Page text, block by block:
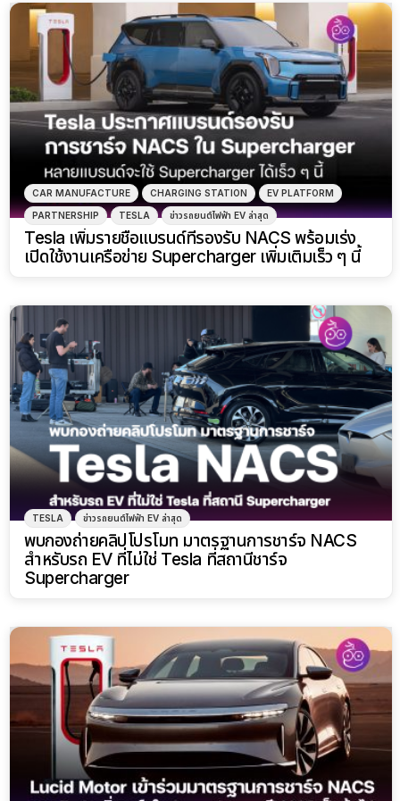
CAR MANUFACTURE CHARGING STATION EV PLATFORM
PARTNERSHIP TESLA ข่าวรถยนต์ไฟฟ้า EV ล่าสุด
Tesla เพิ่มรายชื่อแบรนด์ที่รองรับ NACS พร้อมเร่ง
เปิดใช้งานเครือข่าย Supercharger เพิ่มเติมเร็ว ๆ นี้
TESLA ข่าวรถยนต์ไฟฟ้า EV ล่าสุด
พบกองถ่ายคลิปโปรโมท มาตรฐานการชาร์จ NACS
สำหรับรถ EV ที่ไม่ใช่ Tesla ที่สถานีชาร์จ
Supercharger